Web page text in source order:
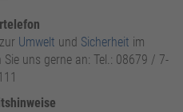
Umwelt und Sicherheit im
Sie uns gerne an: Tel.: 08679 / 7-